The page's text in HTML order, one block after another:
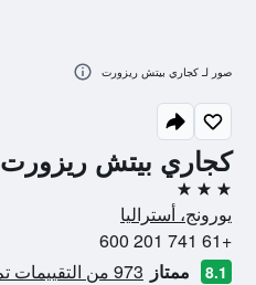
كجاري بيتش ريزورت
3 نجوم
يورونج، أستراليا
+61 741 201 600
8.1 ممتاز 973 من التقييمات تم التحقق منها
صور لـ كجاري بيتش ريزورت